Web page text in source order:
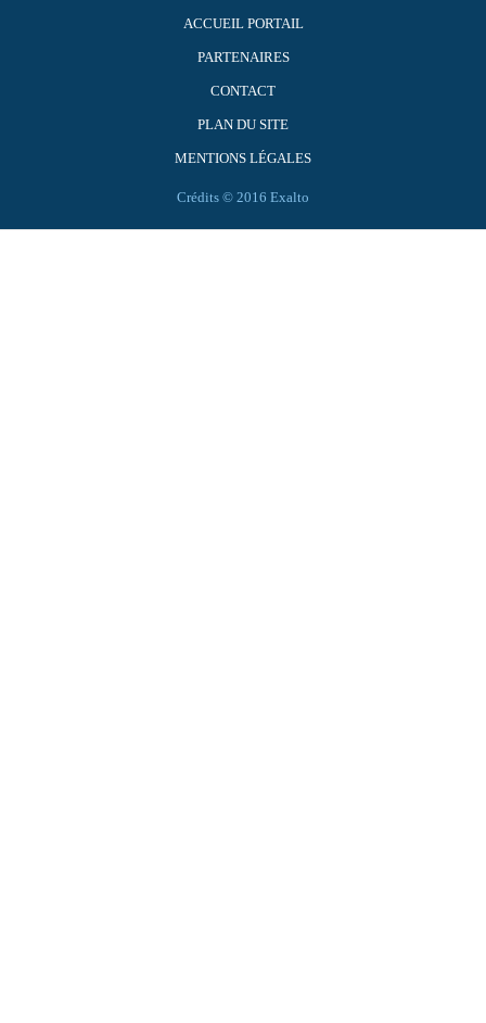
ACCUEIL PORTAIL
PARTENAIRES
CONTACT
PLAN DU SITE
MENTIONS LÉGALES
Crédits © 2016 Exalto